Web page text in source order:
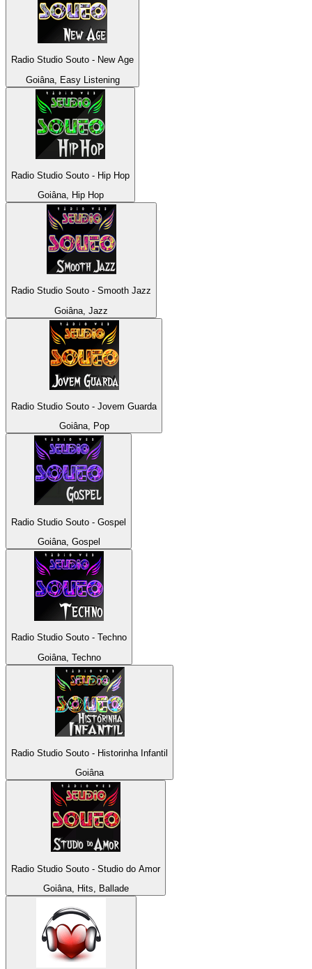
Radio Studio Souto - New Age
Goiâna, Easy Listening
Radio Studio Souto - Hip Hop
Goiâna, Hip Hop
Radio Studio Souto - Smooth Jazz
Goiâna, Jazz
Radio Studio Souto - Jovem Guarda
Goiâna, Pop
Radio Studio Souto - Gospel
Goiâna, Gospel
Radio Studio Souto - Techno
Goiâna, Techno
Radio Studio Souto - Historinha Infantil
Goiâna
Radio Studio Souto - Studio do Amor
Goiâna, Hits, Ballade